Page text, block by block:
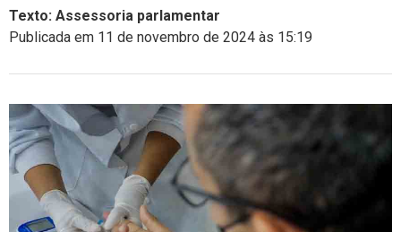
Texto: Assessoria parlamentar
Publicada em 11 de novembro de 2024 às 15:19